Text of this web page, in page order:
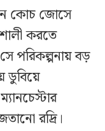
কোচ জোসে
করতে
পরিকল্পনায় বড়
ডুবিয়ে
রদ্রি।